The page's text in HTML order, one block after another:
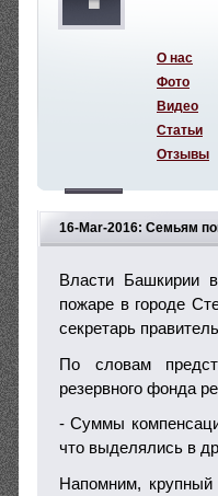
16-Mar-2016: Семьям
Власти Башкирии
пожаре в городе
секретарь
По словам
резервного фонда
- Суммы
что выделялись в
Напомним,
О нас
Фото
Видео
Статьи
Отзывы